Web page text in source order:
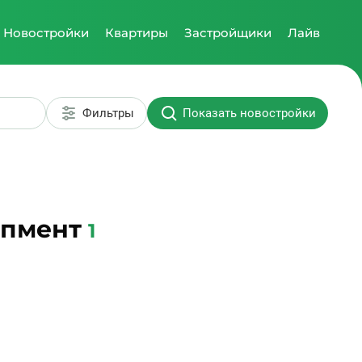
Новостройки Квартиры Застройщики Лайв
Фильтры Показать новостройки
1